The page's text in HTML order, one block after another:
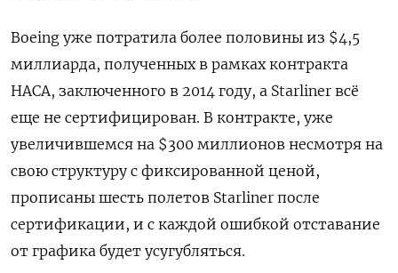
Boeing уже потратила более половины из $4,5
миллиарда, полученных в рамках контракта
НАСА, заключенного в 2014 году, а Starliner всё
еще не сертифицирован. В контракте, уже
увеличившемся на $300 миллионов несмотря на
свою структуру с фиксированной ценой,
прописаны шесть полетов Starliner после
сертификации, и с каждой ошибкой отставание
от графика будет усугубляться.